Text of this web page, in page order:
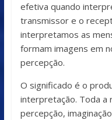
efetiva quando
transmissor e o
interpretamos as
formam imagens em
percepção.
O significado é o
interpretação. Toda a
percepção,